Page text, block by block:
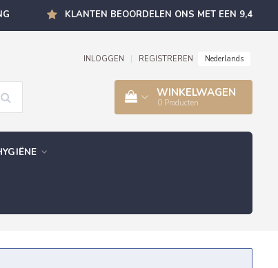
KLANTEN BEOORDELEN ONS MET EEN 9,4
INLOGGEN REGISTREREN Nederlands
WINKELWAGEN
0 Producten